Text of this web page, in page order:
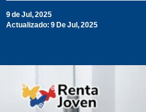
9 de Jul, 2025
Actualizado: 9 De Jul, 2025